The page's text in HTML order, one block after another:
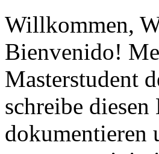
Willkommen,
Bienvenido!
Masterstudent
schreibe
dokumentieren